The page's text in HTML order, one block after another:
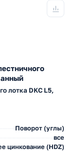
лотка DKC L5,
Поворот (углы)
все
цинкование (HDZ)